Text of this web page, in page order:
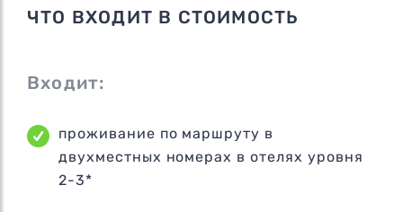
ЧТО ВХОДИТ В СТОИМОСТЬ
Входит:
проживание по маршруту в
двухместных номерах в отелях уровня
2-3*